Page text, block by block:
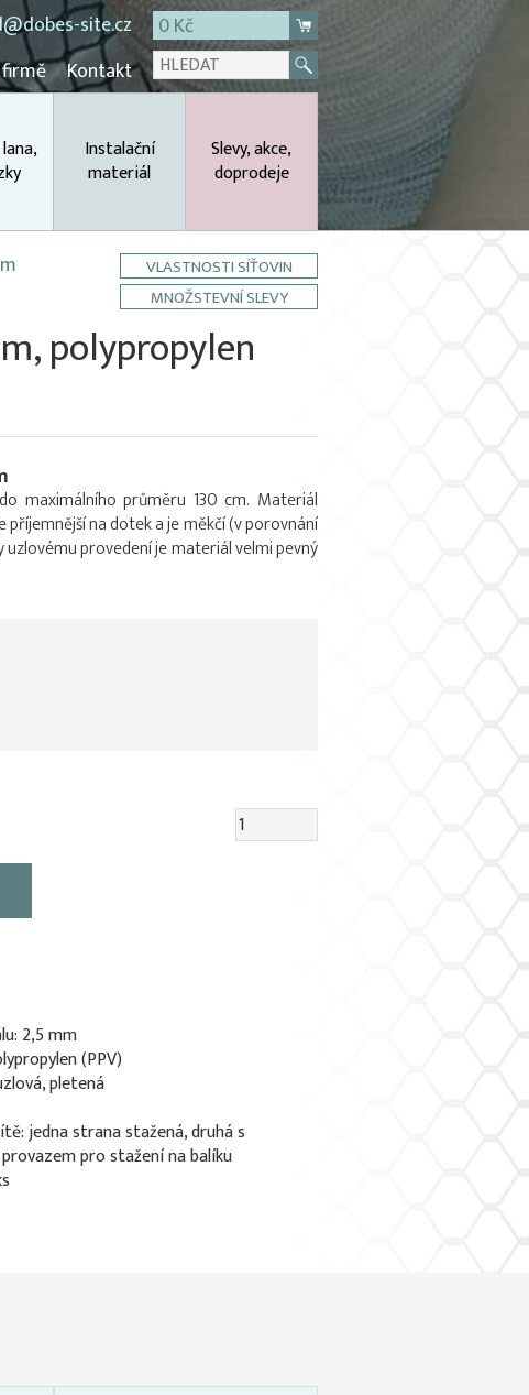
site.cz
0 Kč
Kontakt
Instalační
materiál
Slevy, akce,
doprodeje
VLASTNOSTI SÍŤOVIN
MNOŽSTEVNÍ SLEVY
polypropylen
maximálního průměru 130 cm. Materiál
příjemnější na dotek a je měkčí (v porovnání
provedení je materiál velmi pevný
2,5 mm
(PPV)
pletená
jedna strana stažená, druhá s
pro stažení na balíku